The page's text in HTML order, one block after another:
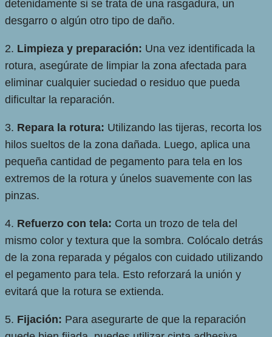
detenidamente si se trata de una rasgadura, un
desgarro o algún otro tipo de daño.
2. Limpieza y preparación: Una vez identificada la
rotura, asegúrate de limpiar la zona afectada para
eliminar cualquier suciedad o residuo que pueda
dificultar la reparación.
3. Repara la rotura: Utilizando las tijeras, recorta los
hilos sueltos de la zona dañada. Luego, aplica una
pequeña cantidad de pegamento para tela en los
extremos de la rotura y únelos suavemente con las
pinzas.
4. Refuerzo con tela: Corta un trozo de tela del
mismo color y textura que la sombra. Colócalo detrás
de la zona reparada y pégalos con cuidado utilizando
el pegamento para tela. Esto reforzará la unión y
evitará que la rotura se extienda.
5. Fijación: Para asegurarte de que la reparación